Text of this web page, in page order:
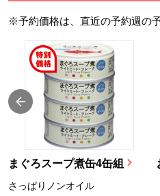
※予約価格は、直近の予約週の
まぐろスープ煮缶4缶組
さっぱりノンオイル